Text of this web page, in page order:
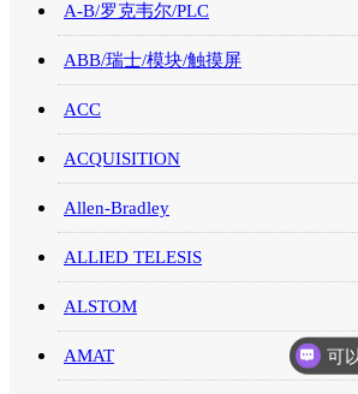
A-B/罗克韦尔/PLC
ABB/瑞士/模块/触摸屏
ACC
ACQUISITION
Allen-Bradley
ALLIED TELESIS
ALSTOM
AMAT